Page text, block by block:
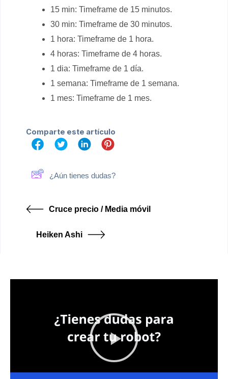
15 min: Timeframe de 15 minutos.
30 min: Timeframe de 30 minutos.
1 hora: Timeframe de 1 hora.
4 horas: Timeframe de 4 horas.
1 dia: Timeframe de 1 día.
1 semana: Timeframe de 1 semana.
1 mes: Timeframe de 1 mes.
Comparte este artículo
¿Aún tienes dudas?
Cruce precio / Media móvil
Heiken Ashi